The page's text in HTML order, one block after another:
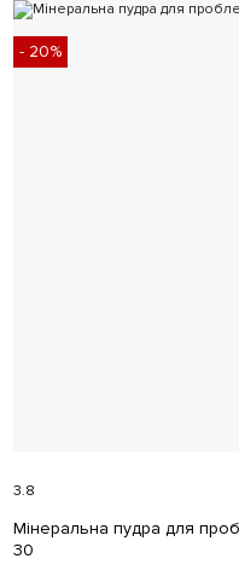
- 20%
3.8
Мінеральна пудра для
30